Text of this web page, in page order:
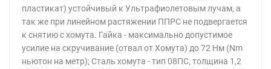
пластикат) устойчивый к Ультрафиолетовым лучам, а
так же при линейном растяжении ППРС не подвергается
к снятию с хомута. Гайка - максимально допустимое
усилие на скручивание (отвал от Хомута) до 72 Нм (Nm
ньютон на метр); Сталь хомута - тип 08ПС, толщина 1,2